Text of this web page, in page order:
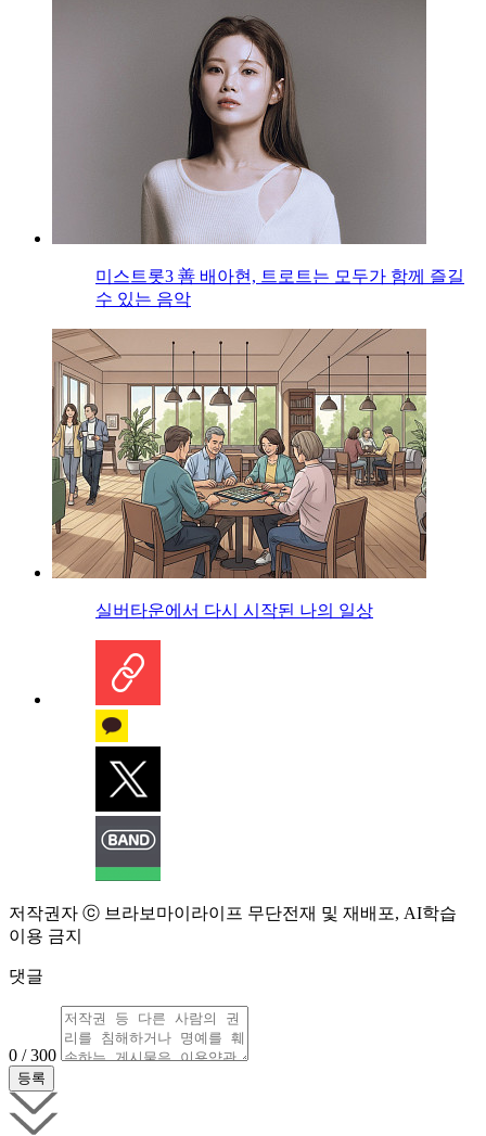
미스트롯3 善 배아현, 트로트는 모두가 함께 즐길
수 있는 음악
실버타운에서 다시 시작된 나의 일상
저작권자 ⓒ 브라보마이라이프 무단전재 및 재배포, AI학습
이용 금지
댓글
0 / 300